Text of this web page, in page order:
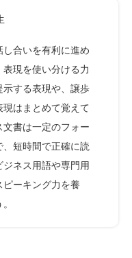
合いを有利に進め
現を使い分ける力
する表現や、譲歩
はまとめて覚えて
書は一定のフォー
短時間で正確に読
ネス用語や専門用
ーキング力を養